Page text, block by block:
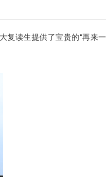
复读生提供了宝贵的“再来一